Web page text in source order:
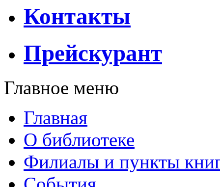
Контакты
Прейскурант
Главное меню
Главная
О библиотеке
Филиалы и пункты